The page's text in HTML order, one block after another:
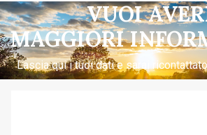
VUOI
MAGGIORI
Lascia qui i tuoi dati e sarai